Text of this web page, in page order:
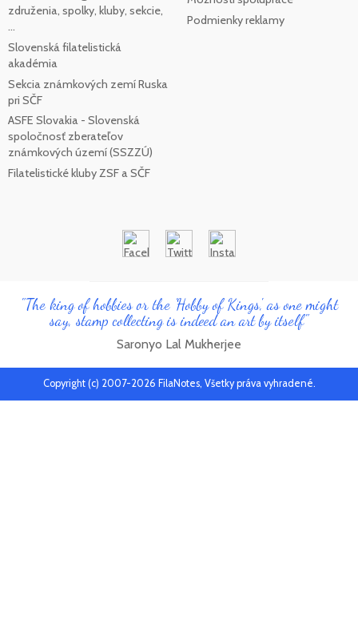
združenia, spolky, kluby, sekcie,
...
Slovenská filatelistická
akadémia
Sekcia známkových zemí Ruska
pri SČF
ASFE Slovakia - Slovenská
spoločnosť zberateľov
známkových území (SSZZÚ)
Filatelistické kluby ZSF a SČF
Podmienky reklamy
"The king of hobbies or the 'Hobby of Kings', as one might
say, stamp collecting is indeed an art by itself"
Saronyo Lal Mukherjee
Copyright (c) 2007-2026 FilaNotes, Všetky práva vyhradené.